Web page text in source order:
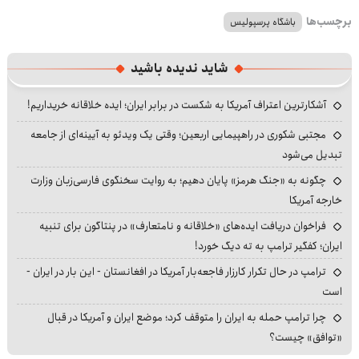
برچسب‌ها باشگاه پرسپولیس
شاید ندیده باشید
آشکارترین اعتراف آمریکا به شکست در برابر ایران؛ ایده خلاقانه خریداریم!
مجتبی شکوری در راهپیمایی اربعین؛ وقتی یک ویدئو به آیینه‌ای از جامعه
تبدیل می‌شود
چگونه به «جنگ هرمز» پایان دهیم؛ به روایت سخنگوی فارسی‌زبان وزارت
خارجه آمریکا
فراخوان دریافت ایده‌های «خلاقانه و نامتعارف» در پنتاگون برای تنبیه
ایران؛ کفگیر ترامپ به ته دیگ خورد!
ترامپ در حال تکرار کارزار فاجعه‌بار آمریکا در افغانستان - این بار در ایران -
است
چرا ترامپ حمله به ایران را متوقف کرد؛ موضع ایران و آمریکا در قبال
«توافق» چیست؟